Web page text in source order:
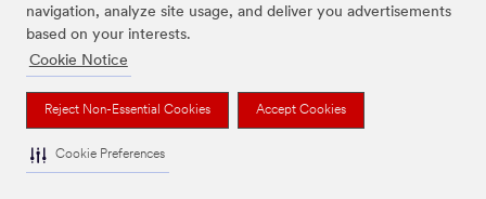
navigation, analyze site usage, and deliver you advertisements
based on your interests.
Cookie Notice
Reject Non-Essential Cookies Accept Cookies
Cookie Preferences